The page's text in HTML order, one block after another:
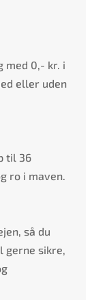
med 0,- kr. i
eller uden
til 36
ro i maven.
så du
gerne sikre,